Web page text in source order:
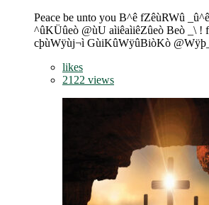
Peace be unto you B^ê fZêùRWû
^ûKÜûeò @ùU aìiêaìiêZûeò Beò _\ !
cþùWÿùj¬ì GùiKûWÿûBiòKò
likes
2122 views